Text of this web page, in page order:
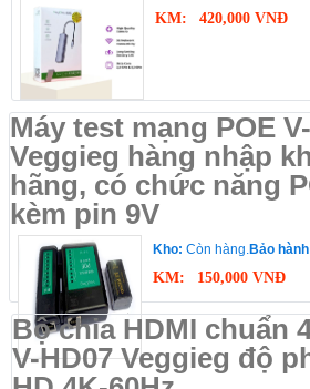
KM: 420,000 VNĐ
Máy test mạng POE
Veggieg hàng nhập
hãng, có chức năng
kèm pin 9V
Kho: Còn hàng.Bảo
KM: 150,000 VNĐ
Bộ chia HDMI chuẩn
V-HD07 Veggieg độ